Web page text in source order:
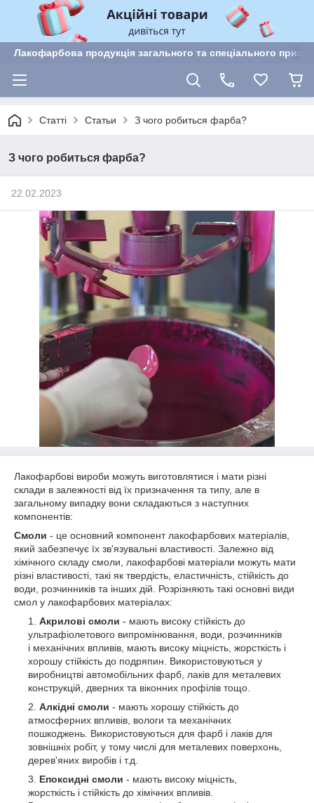
Лакофарбова продукція загального та спеціального
Статті Статьи З чого робиться фарба?
З чого робиться фарба?
22.02.2023
Лакофарбові вироби можуть виготовлятися і мати різні
склади в залежності від їх призначення та типу, але в
загальному випадку вони складаються з наступних
компонентів:
Смоли - це основний компонент лакофарбових матеріалів,
який забезпечує їх зв'язувальні властивості. Залежно від
хімічного складу смоли, лакофарбові матеріали можуть мати
різні властивості, такі як твердість, еластичність, стійкість до
води, розчинників та інших дій. Розрізняють такі основні види
смол у лакофарбових матеріалах:
Акрилові смоли - мають високу стійкість до
ультрафіолетового випромінювання, води, розчинників
і механічних впливів, мають високу міцність, жорсткість і
хорошу стійкість до подряпин. Використовуються у
виробництві автомобільних фарб, лаків для металевих
конструкцій, дверних та віконних профілів тощо.
Алкідні смоли - мають хорошу стійкість до
атмосферних впливів, вологи та механічних
пошкоджень. Використовуються для фарб і лаків для
зовнішніх робіт, у тому числі для металевих поверхонь,
дерев'яних виробів і т.д.
Епоксидні смоли - мають високу міцність,
жорсткість і стійкість до хімічних впливів.